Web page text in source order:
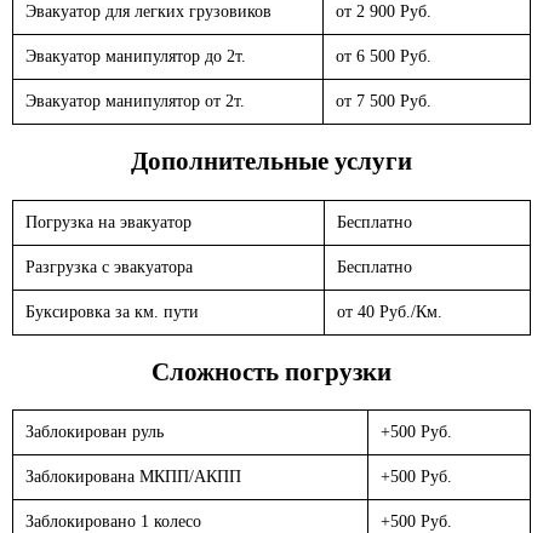
Эвакуатор для легких грузовиков от 2 900 Руб.
Эвакуатор манипулятор до 2т. от 6 500 Руб.
Эвакуатор манипулятор от 2т. от 7 500 Руб.
Дополнительные услуги
Погрузка на эвакуатор Бесплатно
Разгрузка с эвакуатора Бесплатно
Буксировка за км. пути от 40 Руб./Км.
Сложность погрузки
Заблокирован руль +500 Руб.
Заблокирована МКПП/АКПП +500 Руб.
Заблокировано 1 колесо +500 Руб.